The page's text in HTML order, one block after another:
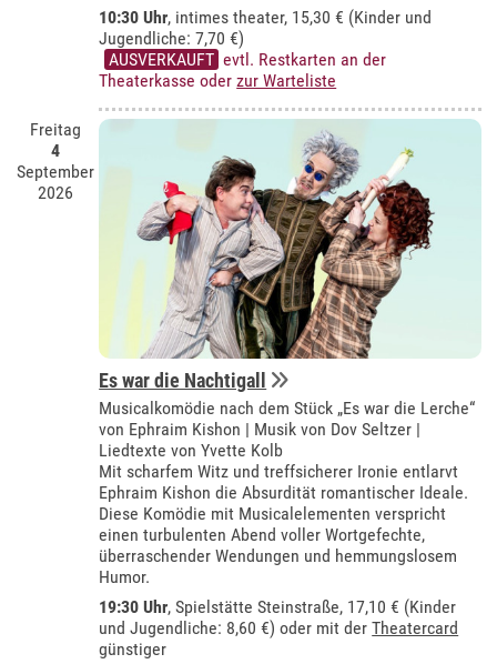
10:30 Uhr, intimes theater, 15,30 € (Kinder und
Jugendliche: 7,70 €)
AUSVERKAUFT evtl. Restkarten an der
Theaterkasse oderzur Warteliste
Freitag
4
September
2026
Es war die Nachtigall
Musicalkomödie nach dem Stück „Es war die Lerche“
von Ephraim Kishon | Musik von Dov Seltzer |
Liedtexte von Yvette Kolb
Mit scharfem Witz und treffsicherer Ironie entlarvt
Ephraim Kishon die Absurdität romantischer Ideale.
Diese Komödie mit Musicalelementen verspricht
einen turbulenten Abend voller Wortgefechte,
überraschender Wendungen und hemmungslosem
Humor.
19:30 Uhr, Spielstätte Steinstraße, 17,10 € (Kinder
und Jugendliche: 8,60 €) oder mit derTheatercard
günstiger